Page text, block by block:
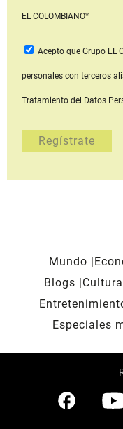
EL COLOMBIANO*
Acepto que Grupo EL
personales con terceros
Tratamiento del Datos
Mundo
Blogs
Cultura
Especiales